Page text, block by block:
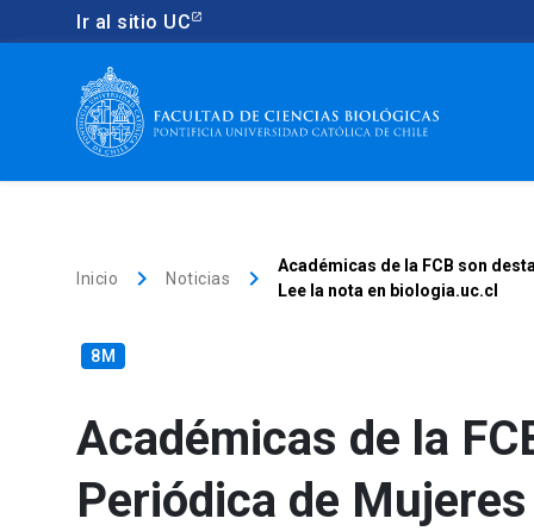
Ir al sitio UC
Inicio keyboard_arrow_right Noticias keyboard_arrow_right
Académicas de la FCB son
Lee la nota en biologia.uc.cl
8M
Académicas de la
Periódica de